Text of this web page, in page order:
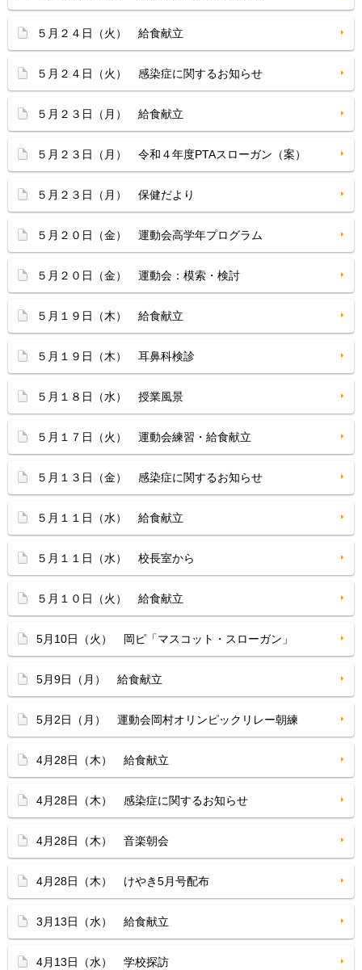
５月２４日（火） 給食献立
５月２４日（火） 感染症に関するお知らせ
５月２３日（月） 給食献立
５月２３日（月） 令和４年度PTAスローガン（案）
５月２３日（月） 保健だより
５月２０日（金） 運動会高学年プログラム
５月２０日（金） 運動会：模索・検討
５月１９日（木） 給食献立
５月１９日（木） 耳鼻科検診
５月１８日（水） 授業風景
５月１７日（火） 運動会練習・給食献立
５月１３日（金） 感染症に関するお知らせ
５月１１日（水） 給食献立
５月１１日（水） 校長室から
５月１０日（火） 給食献立
5月10日（火） 岡ピ「マスコット・スローガン」
5月9日（月） 給食献立
5月2日（月） 運動会岡村オリンピックリレー朝練
4月28日（木） 給食献立
4月28日（木） 感染症に関するお知らせ
4月28日（木） 音楽朝会
4月28日（木） けやき5月号配布
3月13日（水） 給食献立
4月13日（水） 学校探訪